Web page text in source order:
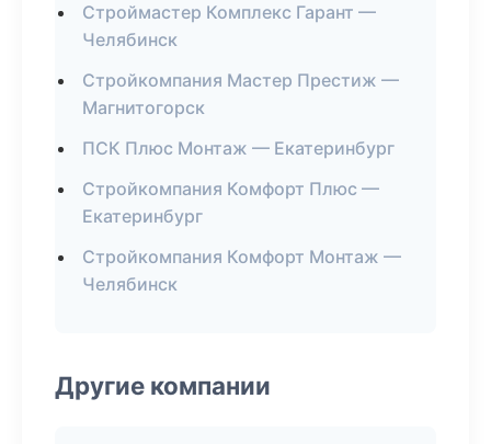
Строймастер Комплекс Гарант —
Челябинск
Стройкомпания Мастер Престиж —
Магнитогорск
ПСК Плюс Монтаж — Екатеринбург
Стройкомпания Комфорт Плюс —
Екатеринбург
Стройкомпания Комфорт Монтаж —
Челябинск
Другие компании